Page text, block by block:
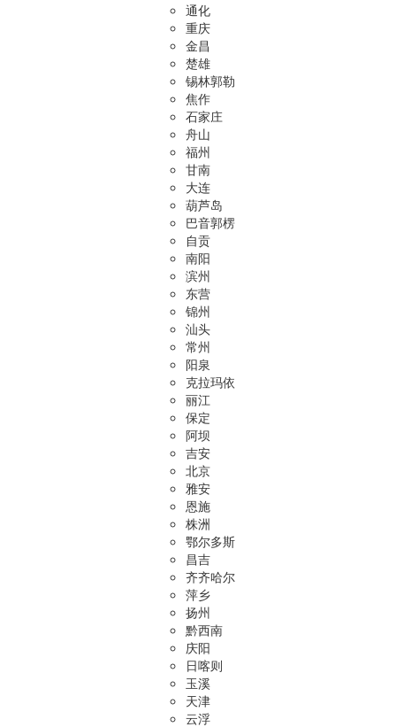
通化
重庆
金昌
楚雄
锡林郭勒
焦作
石家庄
舟山
福州
甘南
大连
葫芦岛
巴音郭楞
自贡
南阳
滨州
东营
锦州
汕头
常州
阳泉
克拉玛依
丽江
保定
阿坝
吉安
北京
雅安
恩施
株洲
鄂尔多斯
昌吉
齐齐哈尔
萍乡
扬州
黔西南
庆阳
日喀则
玉溪
天津
云浮